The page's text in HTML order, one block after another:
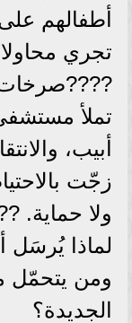
أطفالهم
تجري
????صرخات
تملأ
أبيب،
زجّت
ولا حماية.
لماذا يُرسَل
ومن يتحمّل
الجديدة؟